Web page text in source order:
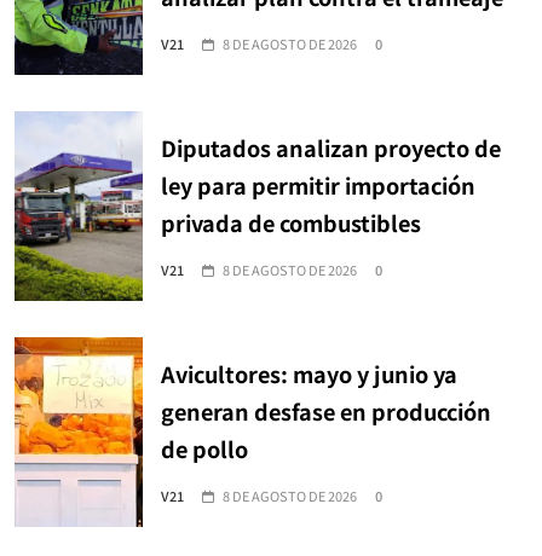
V21 8 DE AGOSTO DE 2026 0
Diputados analizan proyecto de
ley para permitir importación
privada de combustibles
V21 8 DE AGOSTO DE 2026 0
Avicultores: mayo y junio ya
generan desfase en producción
de pollo
V21 8 DE AGOSTO DE 2026 0